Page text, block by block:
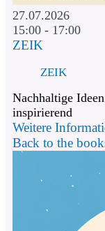
27.07.2026
15:00 - 17:00
ZEIK
ZEIK
Nachhaltige
inspirierend
Weitere
Back to the